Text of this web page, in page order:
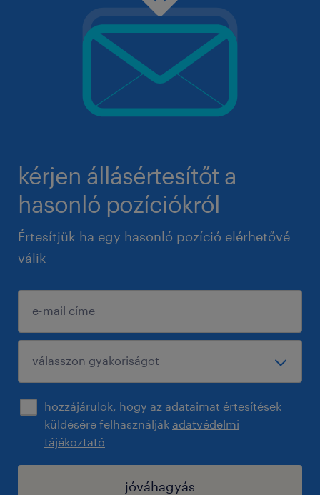
kérjen állásértesítőt a
hasonló pozíciókról
Értesítjük ha egy hasonló pozíció elérhetővé
válik
hozzájárulok, hogy az adataimat értesítések
küldésére felhasználják adatvédelmi
tájékoztató
jóváhagyás